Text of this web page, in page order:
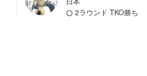
2ラウンド TKO勝ち